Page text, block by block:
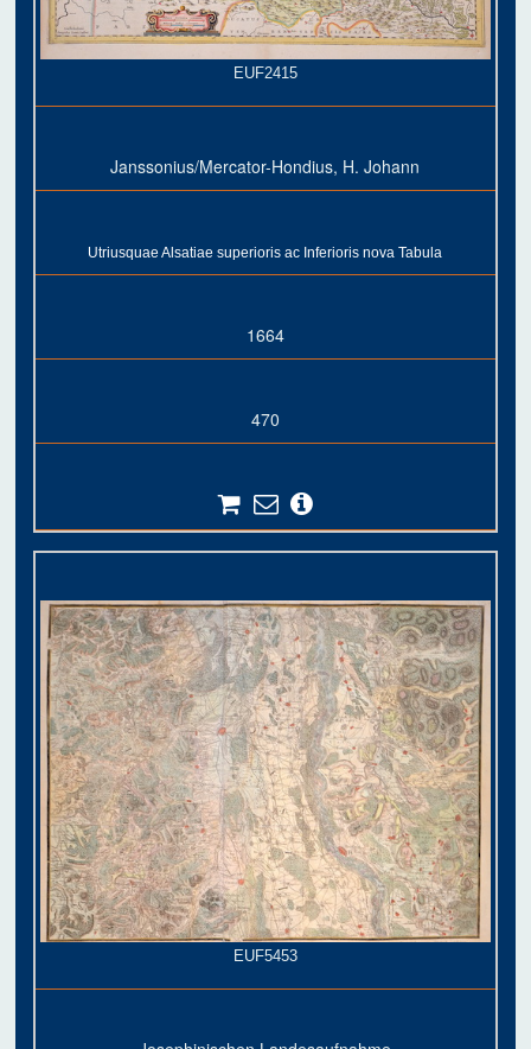
EUF2415
Janssonius/Mercator-Hondius, H. Johann
Utriusquae Alsatiae superioris ac Inferioris nova Tabula
1664
470
EUF5453